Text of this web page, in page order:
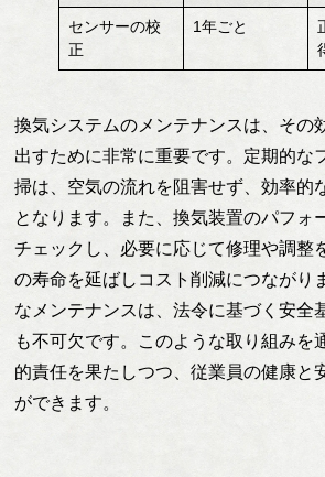
センサーの校
正
1年ごと
換気システムのメンテナンスは、その
出すために非常に重要です。定期的な
掃は、空気の流れを阻害せず、効率的
となります。また、換気装置のパフォ
チェックし、必要に応じて修理や調整
の寿命を延ばしコスト削減につながり
なメンテナンスは、法令に基づく安全
も不可欠です。このような取り組みを
的責任を果たしつつ、従業員の健康と
ができます。